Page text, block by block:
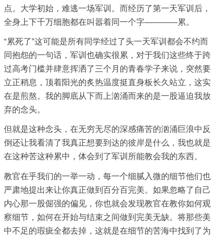
点。大学初始，难逃一场军训。而经历了第一天军训后，
全身上下千万细胞都在叫嚣着同一个字————累。
“累死了”这可能是所有同学经过了头一天军训都会不约而
同抱怨的一句话，军训也确实很累，对于我们这些终于跨
过高考门槛并肆意挥洒了三个月的青春学子来说，突然要
立正稍息，顶着阳光的炙热温度挺直身板长久站立，这实
在是煎熬。我的脚底从下而上汹涌而来的是一股逼迫我放
弃的念头。
但就是这种念头，在无穷无尽的深感痛苦的汹涌巨浪中反
倒还让我看清了我真正想要到达的彼岸是什么，我也就是
在这种苦这种累中，体会到了军训所能教会我的东西。
教官在乎我们的一举一动，每一个细腻入微的细节他们也
严肃地提出来让你真正做到百分百完美。如果忽略了自己
内心那一股倔强的偏见，你也就会发现教官在教你如何观
察细节，如何在开始与结束之间做到完美无缺。将那些美
中不足的瑕疵全都去掉，这就是在细节的苦海中找到了为